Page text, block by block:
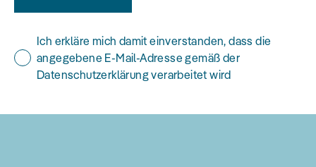
Ich erkläre mich damit einverstanden, dass die
angegebene E-Mail-Adresse gemäß der
Datenschutzerklärung verarbeitet wird